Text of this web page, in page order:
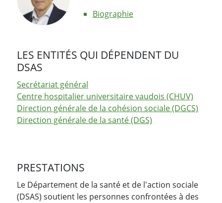
Biographie
LES ENTITÉS QUI DÉPENDENT DU
DSAS
Secrétariat général
Centre hospitalier universitaire vaudois (CHUV)
Direction générale de la cohésion sociale (DGCS)
Direction générale de la santé (DGS)
PRESTATIONS
Le Département de la santé et de l'action sociale
(DSAS) soutient les personnes confrontées à des